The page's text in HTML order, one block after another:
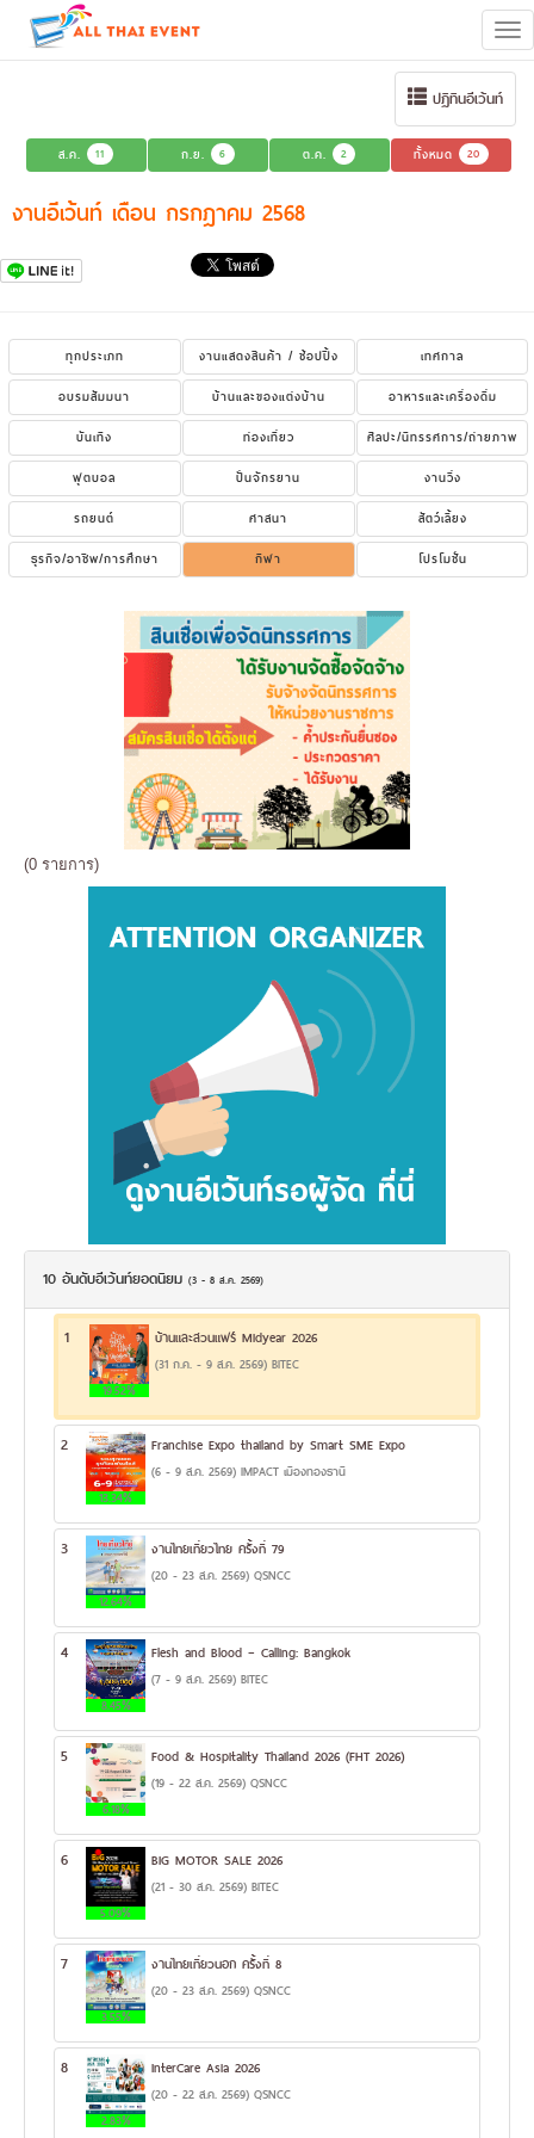
ปฏิทินอีเว้นท์
ส.ค. 11 ก.ย. 6 ต.ค. 2 ทั้งหมด 20
งานอีเว้นท์ เดือน กรกฎาคม 2568
ทุกประเภท งานแสดงสินค้า / ช้อปปิ้ง
เทศกาล
อบรมสัมมนา
บ้านและของแต่งบ้าน
อาหารและเครื่องดื่ม
บันเทิง
ท่องเที่ยว
ศิลปะ/นิทรรศการ/ถ่ายภาพ
ฟุตบอล
ปั่นจักรยาน
งานวิ่ง
รถยนต์
ศาสนา
สัตว์เลี้ยง
ธุรกิจ/อาชีพ/การศึกษา
กีฬา โปรโมชั่น
(0 รายการ)
10 อันดับอีเว้นท์ยอดนิยม (3 - 8 ส.ค. 2569)
1
19.52%
บ้านและสวนแฟร์ Midyear 2026
(31 ก.ค. - 9 ส.ค. 2569) BITEC
2
13.34%
Franchise Expo thailand by Smart SME Expo
(6 - 9 ส.ค. 2569) IMPACT เมืองทองธานี
3
12.64%
งานไทยเที่ยวไทย ครั้งที่ 79
(20 - 23 ส.ค. 2569) QSNCC
4
8.45%
Flesh and Blood – Calling: Bangkok
(7 - 9 ส.ค. 2569) BITEC
5
6.18%
Food & Hospitality Thailand 2026 (FHT 2026)
(19 - 22 ส.ค. 2569) QSNCC
6
5.09%
BIG MOTOR SALE 2026
(21 - 30 ส.ค. 2569) BITEC
7
3.55%
งานไทยเที่ยวนอก ครั้งที่ 8
(20 - 23 ส.ค. 2569) QSNCC
8
2.83%
InterCare Asia 2026
(20 - 22 ส.ค. 2569) QSNCC